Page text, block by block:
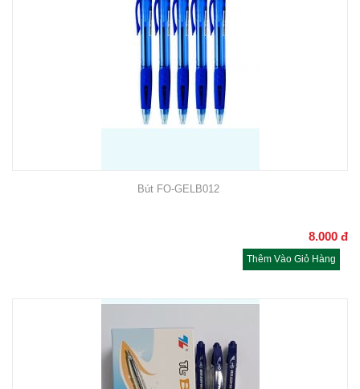
Bút FO-GELB012
8.000 đ
Thêm Vào Giỏ Hàng